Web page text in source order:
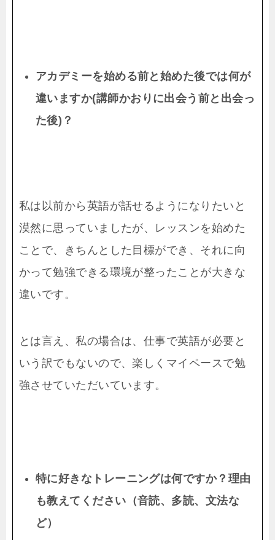
アカデミーを始める前と始めた後では何が
違いますか(講師かおりに出会う前と出会っ
た後) ？
私は以前から英語が話せるようになりたいと
漠然に思っていましたが、レッスンを始めた
ことで、きちんとした目標ができ、それに向
かって勉強できる環境が整ったことが大きな
違いです。
とは言え、私の場合は、仕事で英語が必要と
いう訳でもないので、楽しくマイペースで勉
強させていただいています。
特に好きなトレーニングは何ですか？理由
も教えてください（音読、多読、文法な
ど）